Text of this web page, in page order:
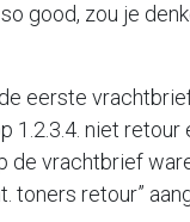
good, zou je
eerste
1.2.3.4. niet retour
vrachtbrief
retour”